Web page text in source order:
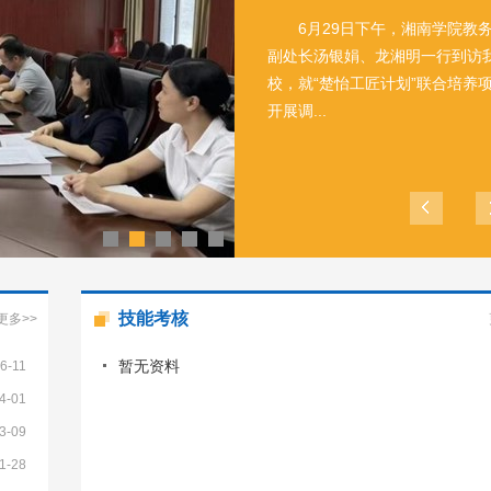
6月29日下午，湘南学院教
副处长汤银娟、龙湘明一行到访
校，就“楚怡工匠计划”联合培养
开展调...
多>>
11
01
09
28
技能考核
暂无资料